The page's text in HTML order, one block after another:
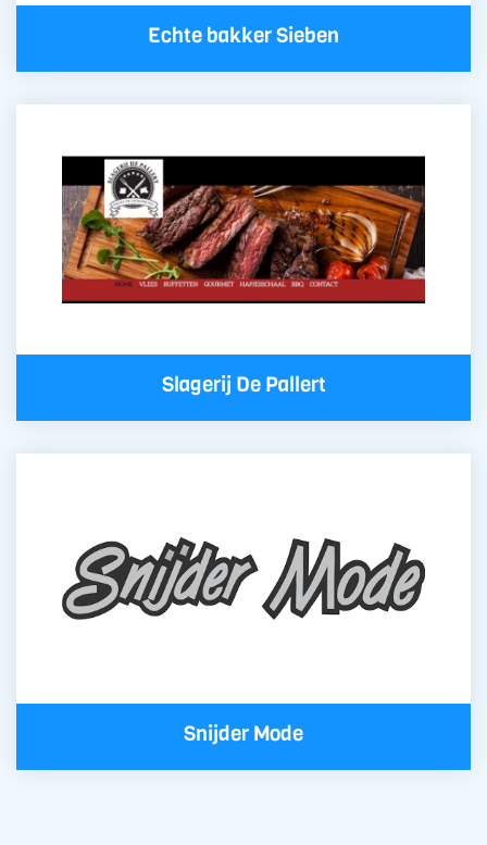
Echte bakker Sieben
Slagerij De Pallert
Snijder Mode